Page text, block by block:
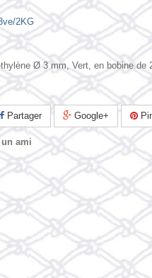
2KG
Ø 3 mm, Vert, en bobine de
Partager Google+
un ami